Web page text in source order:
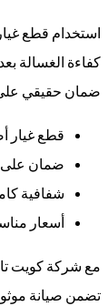
استخدام قطع
كفاءة الغسالة
ضمان حقيقي على
قطع غيار
ضمان على
شفافية
أسعار
مع شركة كويت
تضمن صيانة